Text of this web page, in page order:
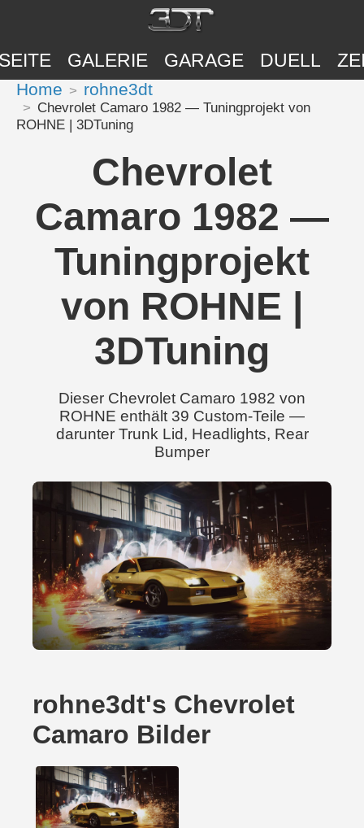
GALERIE GARAGE DUELL
Home rohne3dt
Chevrolet Camaro 1982 — Tuningprojekt von
ROHNE | 3DTuning
Chevrolet
Camaro 1982 —
Tuningprojekt
von ROHNE |
3DTuning
Dieser Chevrolet Camaro 1982 von
ROHNE enthält 39 Custom-Teile —
darunter Trunk Lid, Headlights, Rear
Bumper
rohne3dt's Chevrolet
Camaro Bilder